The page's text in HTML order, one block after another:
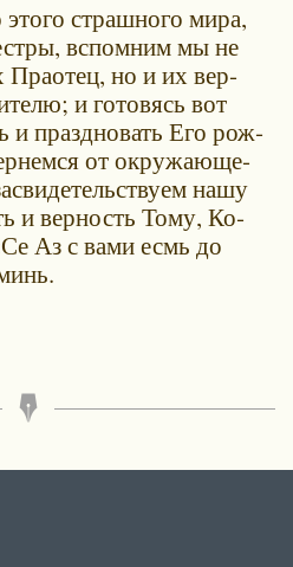
страш­но­го ми­ра,
вспом­ним мы не
Пра­о­тец, но и их вер­
и го­то­вясь вот
и празд­но­вать Его рож­
от окру­жа­ю­ще­
на­шу
и вер­ность То­му, Ко­
Аз с ва­ми есмь до